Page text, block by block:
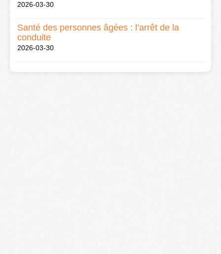
2026-03-30
Santé des personnes âgées : l’arrêt de la
conduite
2026-03-30